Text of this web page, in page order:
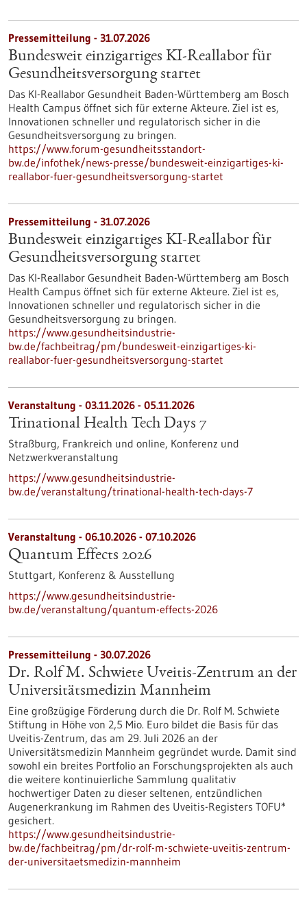
Pressemitteilung - 31.07.2026
Bundesweit einzigartiges KI-Reallabor für
Gesundheits­versorgung startet
Das KI-Reallabor Gesundheit Baden-Württemberg am Bosch
Health Campus öffnet sich für externe Akteure. Ziel ist es,
Innovationen schneller und regulatorisch sicher in die
Gesundheitsversorgung zu bringen.
https://www.forum-gesundheitsstandort-
bw.de/infothek/news-presse/bundesweit-einzigartiges-ki-
reallabor-fuer-gesundheitsversorgung-startet
Pressemitteilung - 31.07.2026
Bundesweit einzigartiges KI-Reallabor für
Gesundheits­versorgung startet
Das KI-Reallabor Gesundheit Baden-Württemberg am Bosch
Health Campus öffnet sich für externe Akteure. Ziel ist es,
Innovationen schneller und regulatorisch sicher in die
Gesundheitsversorgung zu bringen.
https://www.gesundheitsindustrie-
bw.de/fachbeitrag/pm/bundesweit-einzigartiges-ki-
reallabor-fuer-gesundheitsversorgung-startet
Veranstaltung - 03.11.2026 - 05.11.2026
Trinational Health Tech Days 7
Straßburg, Frankreich und online, Konferenz und
Netzwerkveranstaltung
https://www.gesundheitsindustrie-
bw.de/veranstaltung/trinational-health-tech-days-7
Veranstaltung - 06.10.2026 - 07.10.2026
Quantum Effects 2026
Stuttgart, Konferenz & Ausstellung
https://www.gesundheitsindustrie-
bw.de/veranstaltung/quantum-effects-2026
Pressemitteilung - 30.07.2026
Dr. Rolf M. Schwiete Uveitis-Zentrum an der
Universitätsmedizin Mannheim
Eine großzügige Förderung durch die Dr. Rolf M. Schwiete
Stiftung in Höhe von 2,5 Mio. Euro bildet die Basis für das
Uveitis-Zentrum, das am 29. Juli 2026 an der
Universitätsmedizin Mannheim gegründet wurde. Damit sind
sowohl ein breites Portfolio an Forschungsprojekten als auch
die weitere kontinuierliche Sammlung qualitativ
hochwertiger Daten zu dieser seltenen, entzündlichen
Augenerkrankung im Rahmen des Uveitis-Registers TOFU*
gesichert.
https://www.gesundheitsindustrie-
bw.de/fachbeitrag/pm/dr-rolf-m-schwiete-uveitis-zentrum-
der-universitaetsmedizin-mannheim